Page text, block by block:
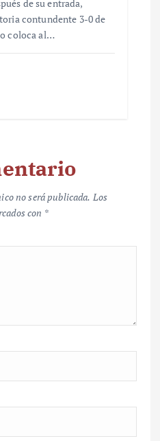
de su entrada,
contundente 3-0 de
coloca al…
no será publicada. Los
con *